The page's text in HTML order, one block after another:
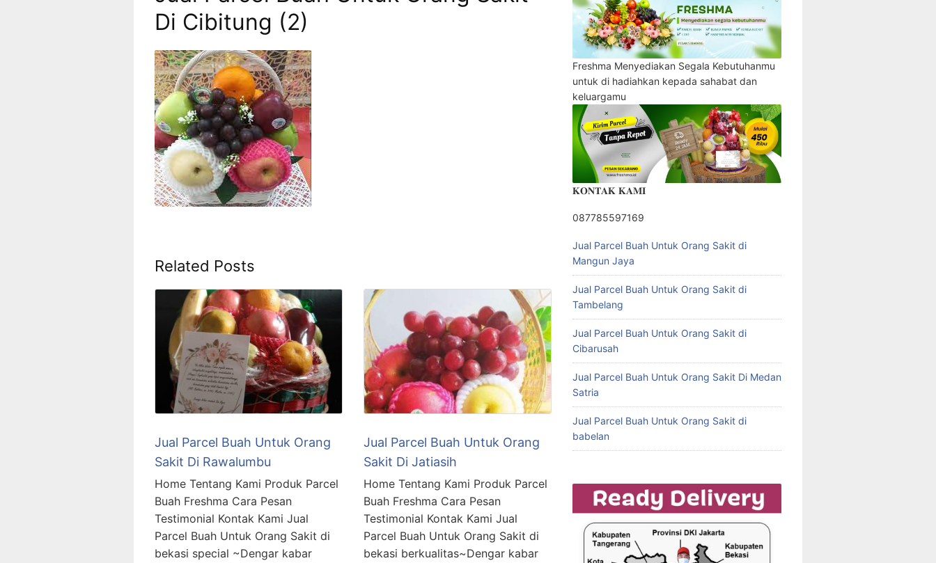
Di Cibitung (2)
Related Posts
Jual Parcel Buah Untuk Orang
Sakit Di Rawalumbu
Home Tentang Kami Produk Parcel
Buah Freshma Cara Pesan
Testimonial Kontak Kami Jual
Parcel Buah Untuk Orang Sakit di
bekasi special ~Dengar kabar
Jual Parcel Buah Untuk Orang
Sakit Di Jatiasih
Home Tentang Kami Produk Parcel
Buah Freshma Cara Pesan
Testimonial Kontak Kami Jual
Parcel Buah Untuk Orang Sakit di
bekasi berkualitas~Dengar kabar
Freshma Menyediakan Segala Kebutuhanmu
untuk di hadiahkan kepada sahabat dan
keluargamu
𝐊𝐎𝐍𝐓𝐀𝐊 𝐊𝐀𝐌𝐈
087785597169
Jual Parcel Buah Untuk Orang Sakit di
Mangun Jaya
Jual Parcel Buah Untuk Orang Sakit di
Tambelang
Jual Parcel Buah Untuk Orang Sakit di
Cibarusah
Jual Parcel Buah Untuk Orang Sakit Di Medan
Satria
Jual Parcel Buah Untuk Orang Sakit di
babelan